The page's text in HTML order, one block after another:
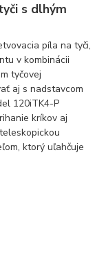
s dlhým
píla na tyči,
v kombinácii
tyčovej
aj s nadstavcom
120iTK4-P
kríkov aj
ktorý uľahčuje